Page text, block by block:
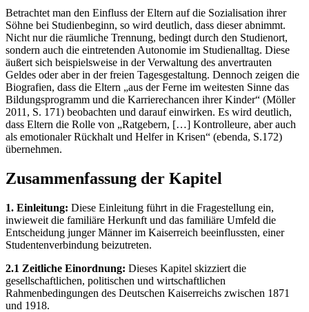
Betrachtet man den Einfluss der Eltern auf die Sozialisation ihrer
Söhne bei Studienbeginn, so wird deutlich, dass dieser abnimmt.
Nicht nur die räumliche Trennung, bedingt durch den Studienort,
sondern auch die eintretenden Autonomie im Studienalltag. Diese
äußert sich beispielsweise in der Verwaltung des anvertrauten
Geldes oder aber in der freien Tagesgestaltung. Dennoch zeigen die
Biografien, dass die Eltern „aus der Ferne im weitesten Sinne das
Bildungsprogramm und die Karrierechancen ihrer Kinder“ (Möller
2011, S. 171) beobachten und darauf einwirken. Es wird deutlich,
dass Eltern die Rolle von „Ratgebern, […] Kontrolleure, aber auch
als emotionaler Rückhalt und Helfer in Krisen“ (ebenda, S.172)
übernehmen.
Zusammenfassung der Kapitel
1. Einleitung: Diese Einleitung führt in die Fragestellung ein,
inwieweit die familiäre Herkunft und das familiäre Umfeld die
Entscheidung junger Männer im Kaiserreich beeinflussten, einer
Studentenverbindung beizutreten.
2.1 Zeitliche Einordnung: Dieses Kapitel skizziert die
gesellschaftlichen, politischen und wirtschaftlichen
Rahmenbedingungen des Deutschen Kaiserreichs zwischen 1871
und 1918.